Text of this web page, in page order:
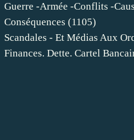
Guerre -armée -conflits -
Conséquences (1105)
Scandales - Et Médias Aux
Finances. Dette. Cartel